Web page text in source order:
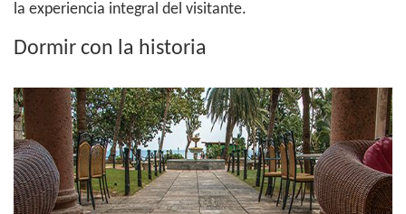
la experiencia integral del visitante.
Dormir con la historia